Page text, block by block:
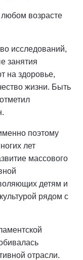
возрасте
исследований,
занятия
на здоровье,
жизни. Быть
поэтому
лет
массового
детям и
рядом с
отрасли.